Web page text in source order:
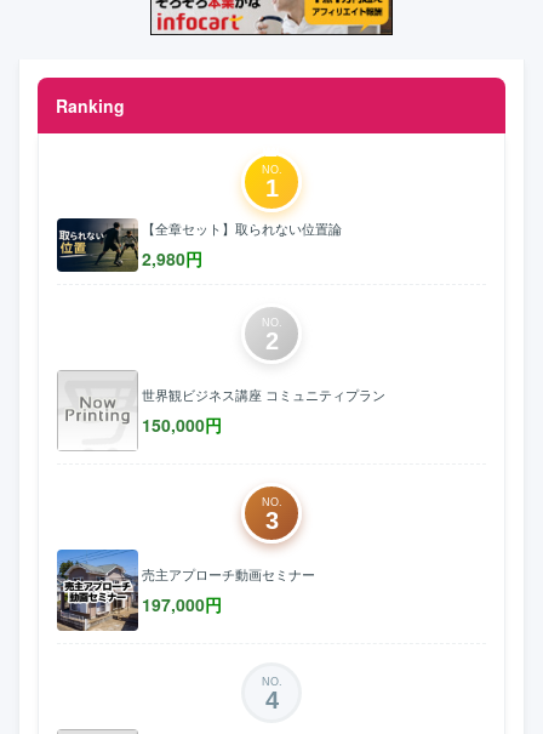
Ranking
NO.
1
【全章セット】取られない位置論
2,980円
NO.
2
世界観ビジネス講座 コミュニティプラン
150,000円
NO.
3
売主アプローチ動画セミナー
197,000円
NO.
4